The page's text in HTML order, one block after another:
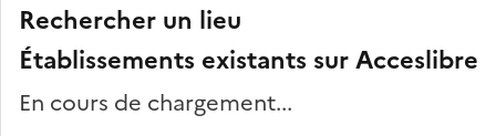
Rechercher un lieu
Établissements existants sur Acceslibre
En cours de chargement...